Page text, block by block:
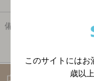
備考
予約可
0歳未満
このサイトにはお
歳以